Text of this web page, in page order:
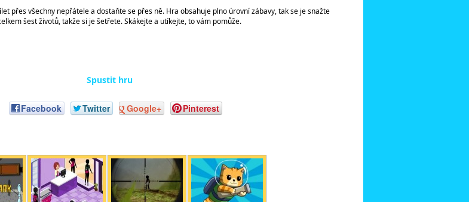
přes všechny nepřátele a dostaňte se přes ně. Hra obsahuje plno úrovní zábavy, tak se je snažte
šest životů, takže si je šetřete. Skákejte a utíkejte, to vám pomůže.
Spustit hru
Facebook Twitter Google+ Pinterest